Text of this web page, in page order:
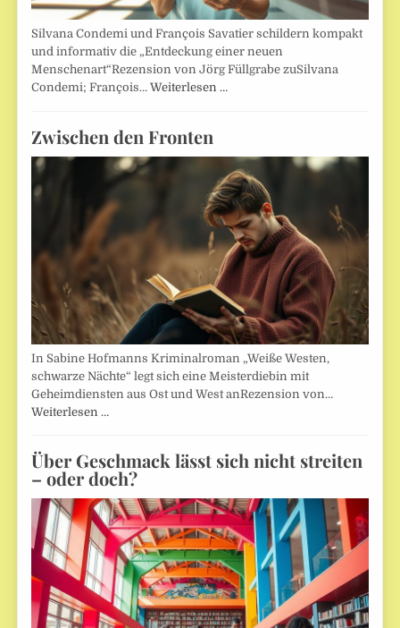
Silvana Condemi und François Savatier schildern kompakt
und informativ die „Entdeckung einer neuen
Menschenart“Rezension von Jörg Füllgrabe zuSilvana
Condemi; François…Weiterlesen …
Zwischen den Fronten
In Sabine Hofmanns Kriminalroman „Weiße Westen,
schwarze Nächte“ legt sich eine Meisterdiebin mit
Geheimdiensten aus Ost und West anRezension von…
Weiterlesen …
Über Geschmack lässt sich nicht streiten
– oder doch?